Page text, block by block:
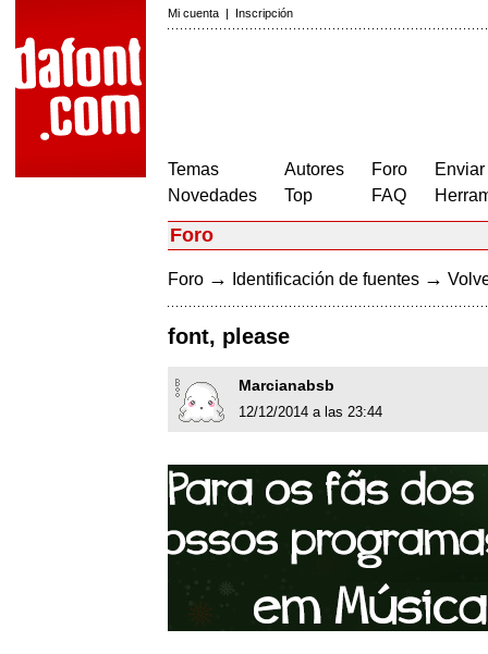
Mi cuenta | Inscripción
Temas
Novedades
Autores
Top
Foro
FAQ
Foro
Foro → Identificación de fuentes →
font, please
Marcianabsb
12/12/2014 a las 23:44